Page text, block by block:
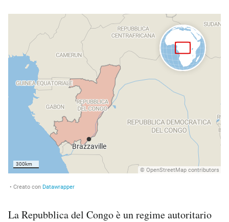
Notifiche mobile
Regala il Post
Hai bisogno di aiuto?
Esci
La Repubblica del Congo è un regime autoritario